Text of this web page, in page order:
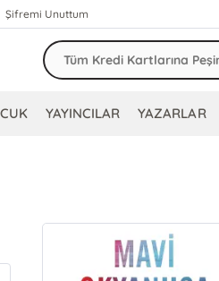
Şifremi Unuttum
YAYINCILAR YAZARLAR